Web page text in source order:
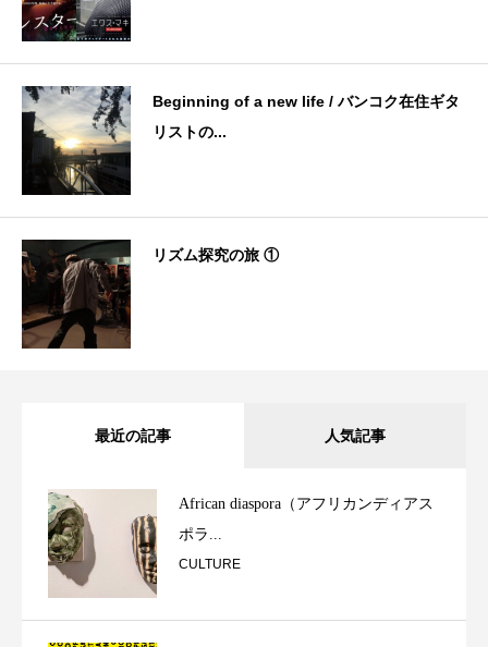
Beginning of a new life / バンコク在住ギタ
リストの...
リズム探究の旅 ①
最近の記事 人気記事
African diaspora（アフリカンディアス
ポラ...
CULTURE